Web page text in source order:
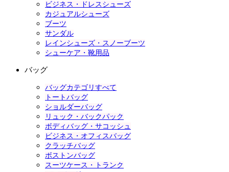
ビジネス・ドレスシューズ
カジュアルシューズ
ブーツ
サンダル
レインシューズ・スノーブーツ
シューケア・靴用品
バッグ
バッグカテゴリすべて
トートバッグ
ショルダーバッグ
リュック・バックパック
ボディバッグ・サコッシュ
ビジネス・オフィスバッグ
クラッチバッグ
ボストンバッグ
スーツケース・トランク